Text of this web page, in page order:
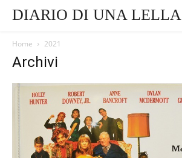
DIARIO DI UNA LELLA
Home 2021
Archivi